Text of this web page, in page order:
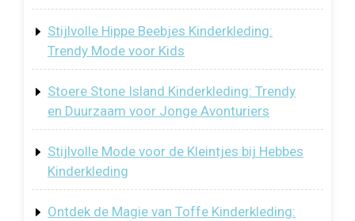
Stijlvolle Hippe Beebjes Kinderkleding:
Trendy Mode voor Kids
Stoere Stone Island Kinderkleding: Trendy
en Duurzaam voor Jonge Avonturiers
Stijlvolle Mode voor de Kleintjes bij Hebbes
Kinderkleding
Ontdek de Magie van Toffe Kinderkleding: